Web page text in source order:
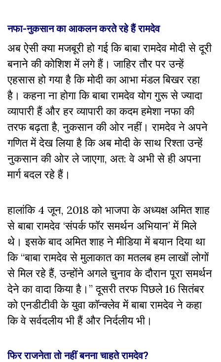
नफा-नुकसान का आकलन करते रहे हैं रामदेव
अब ऐसी क्या मजबूरी हो गई कि बाबा रामदेव मोदी से दूरी
बनाने की कोशिश में लगे हैं। जाहिर तौर पर उन्हें
एहसास हो गया है कि मोदी का आभा मंडल बिखर रहा
है। कहना ना होगा कि बाबा रामदेव योग गुरू से ज्यादा
व्यापारी हैं और हर व्यापारी का कदम हमेशा नफा की
तरफ बढ़ता है, नुकसान की ओर नहीं। रामदेव ने अपने
गणित में देख लिया है कि अब मोदी के साथ रिश्ता उन्हें
नुकसान की ओर ले जाएगा, अत: वे अभी से ही अपना
मार्ग बदल रहे हैं।
हालांकि 4 जून, 2018 को भाजपा के अध्यक्ष अमित शाह
से बाबा रामदेव ‘संपर्क फॉर समर्थन अभियान’ में मिले
थे। इसके बाद अमित शाह ने मीडिया में बयान दिया था
कि “बाबा रामदेव से मुलाकात का मतलब हम लाखों लोगों
से मिल रहे हैं, उन्होंने अगले चुनाव के दौरान पूरा समर्थन
देने का वादा किया है।” दूसरी तरफ पिछले 16 सितंबर
को एनडीटीवी के युवा कॉन्क्लेव में बाबा रामदेव ने कहा
कि वे सर्वदलीय भी हैं और निर्दलीय भी।
फिर राजनेता तो नहीं बनना चाहते रामदेव?